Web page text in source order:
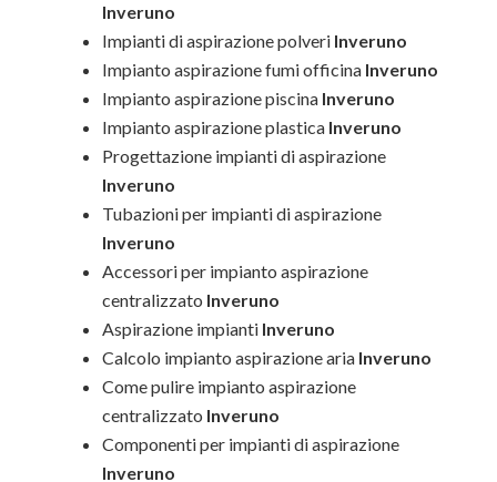
Inveruno
Impianti di aspirazione polveri Inveruno
Impianto aspirazione fumi officina Inveruno
Impianto aspirazione piscina Inveruno
Impianto aspirazione plastica Inveruno
Progettazione impianti di aspirazione
Inveruno
Tubazioni per impianti di aspirazione
Inveruno
Accessori per impianto aspirazione
centralizzato Inveruno
Aspirazione impianti Inveruno
Calcolo impianto aspirazione aria Inveruno
Come pulire impianto aspirazione
centralizzato Inveruno
Componenti per impianti di aspirazione
Inveruno